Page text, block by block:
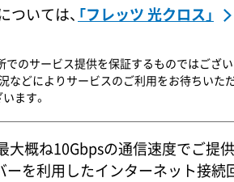
いては、 「フレッツ 光クロス」
のサービス提供を保証するものではござ
などによりサービスのご利用をお待ちいた
ます。
最大概ね10Gbpsの通信速度でご提
を利用したインターネット接続回